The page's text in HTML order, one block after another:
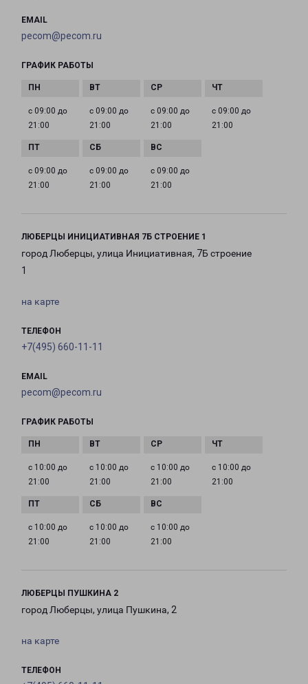
EMAIL
pecom@pecom.ru
ГРАФИК РАБОТЫ
с 09:00 до
21:00
с 09:00 до
21:00
с 09:00 до
21:00
с 09:00 до
21:00
с 09:00 до
21:00
с 09:00 до
21:00
с 09:00 до
21:00
ЛЮБЕРЦЫ ИНИЦИАТИВНАЯ 7Б СТРОЕНИЕ 1
город Люберцы, улица Инициативная, 7Б строение
1
на карте
ТЕЛЕФОН
+7(495) 660-11-11
EMAIL
pecom@pecom.ru
ГРАФИК РАБОТЫ
с 10:00 до
21:00
с 10:00 до
21:00
с 10:00 до
21:00
с 10:00 до
21:00
с 10:00 до
21:00
с 10:00 до
21:00
с 10:00 до
21:00
ЛЮБЕРЦЫ ПУШКИНА 2
город Люберцы, улица Пушкина, 2
на карте
ТЕЛЕФОН